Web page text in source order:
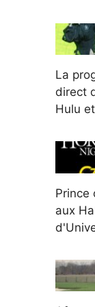
La
direct
Hulu
Prince
aux